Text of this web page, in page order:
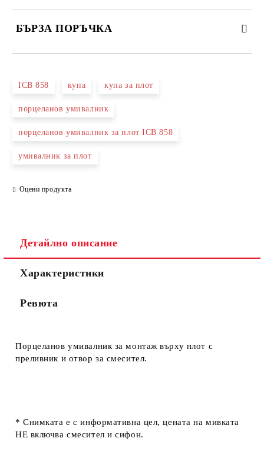
БЪРЗА ПОРЪЧКА
ICB 858 купа купа за плот
порцеланов умивалник
порцеланов умивалник за плот ICB 858
умивалник за плот
Оцени продукта
Детайлно описание
Характеристики
Ревюта
Порцеланов умивалник за монтаж върху плот с
преливник и отвор за смесител.
* Снимката е с информативна цел, цената на мивката
НЕ включва смесител и сифон.